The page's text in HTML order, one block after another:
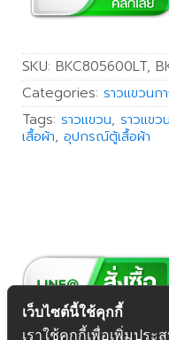
SKU: BKC805600LT,
Categories: ราวแขวนก
Tags: ราวแขวน, ราวแขว
เสื้อผ้า, อุปกรณ์ตู้เสื้อผ้า
เว็บไซต์นี้ใช้คุกกี้
เราใช้คุกกี้เพื่อเพิ่มปร